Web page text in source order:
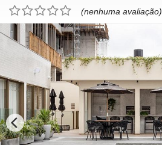
(nenhuma avaliação)